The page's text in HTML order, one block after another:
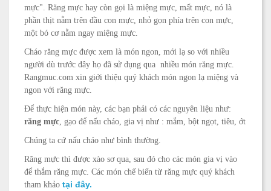
mực". Răng mực hay còn gọi là miệng mực, mất mực, nó là
phần thịt nằm trên đầu con mực, nhỏ gọn phía trên con mực,
một bó cơ nằm ngay miệng mực.
Cháo răng mực được xem là món ngon, mới lạ so với nhiều
người dù trước đây họ đã sử dụng qua nhiều món răng mực.
Rangmuc.com xin giới thiệu quý khách món ngon lạ miệng và
ngon với răng mực.
Để thực hiện món này, các bạn phải có các nguyên liệu như:
răng mực, gạo để nấu cháo, gia vị như : mắm, bột ngọt, tiêu, ớt
Chúng ta cứ nấu cháo như bình thường.
Răng mực thì được xào sơ qua, sau đó cho các món gia vị vào
để thắm răng mực. Các món chế biến từ răng mực quý khách
tham khảo tại đây.